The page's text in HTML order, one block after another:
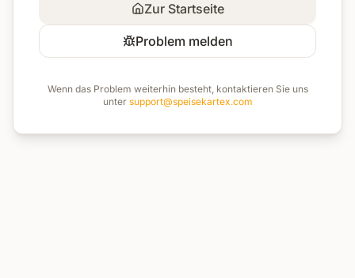
Zur Startseite
Problem melden
Wenn das Problem weiterhin besteht, kontaktieren Sie uns
unter support@speisekartex.com